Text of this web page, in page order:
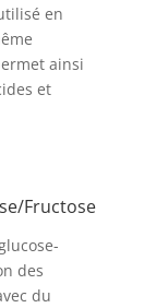
en
ainsi
et
Fructose
des
du